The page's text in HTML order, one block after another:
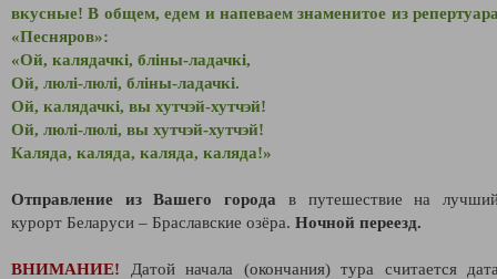
вкусные! В общем, едем и напеваем знаменитое из
«Песняров»:
«Ой, калядачкі, бліны-ладачкі,
Ой, люлі-люлі, бліны-ладачкі.
Ой, калядачкі, вы хутчэй-хутчэй!
Ой, люлі-люлі, вы хутчэй-хутчэй!
Каляда, каляда, каляда, каляда!»
Отправление из Вашего города в путешествие на
курорт Беларуси – Браславские озёра. Ночной переезд.
ВНИМАНИЕ! Датой начала (окончания) тура считается